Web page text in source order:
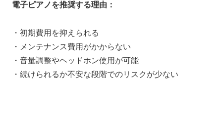
電子ピアノを推奨する理由：
・初期費用を抑えられる
・メンテナンス費用がかからない
・音量調整やヘッドホン使用が可能
・続けられるか不安な段階でのリスクが少ない